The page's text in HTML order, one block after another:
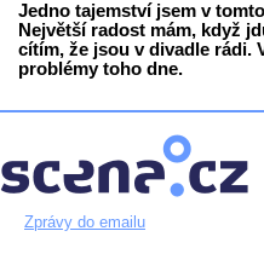
Jedno tajemství jsem v
Největší radost mám, když
cítím, že jsou v divadle rádi.
problémy toho dne.
Zprávy do emailu